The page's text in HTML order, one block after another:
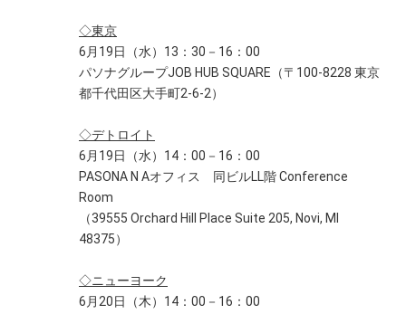
◇東京
6月19日（水）13：30－16：00
パソナグループJOB HUB SQUARE（〒100-8228 東京
都千代田区大手町2-6-2）
◇デトロイト
6月19日（水）14：00－16：00
PASONA N Aオフィス 同ビルLL階 Conference
Room
（39555 Orchard Hill Place Suite 205, Novi, MI
48375）
◇ニューヨーク
6月20日（木）14：00－16：00